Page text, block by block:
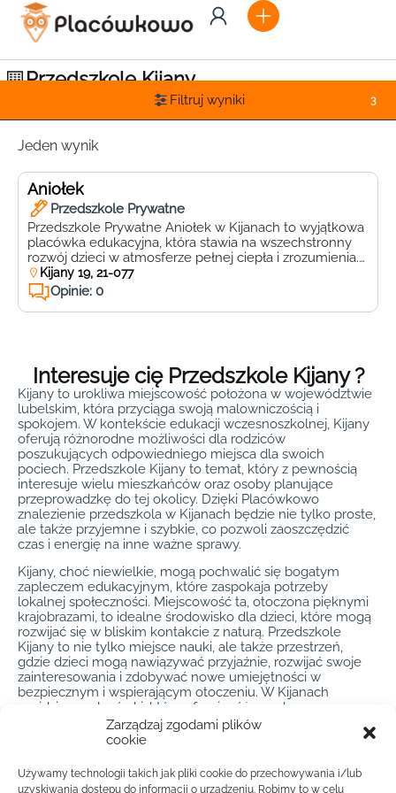
Zarządzaj zgodami plików
cookie
Używamy technologii takich jak pliki cookie do przechowywania i/lub
uzyskiwania dostępu do informacji o urządzeniu. Robimy to w celu
Przedszkole Kijany
Filtruj wyniki 3
Jeden wynik
Aniołek
Przedszkole Prywatne
Przedszkole Prywatne Aniołek w Kijanach to wyjątkowa
placówka edukacyjna, która stawia na wszechstronny
rozwój dzieci w atmosferze pełnej ciepła i zrozumienia.
Położone w malowniczej miejscowości Kijany, przy ulicy
Kijany 19, 21-077, Kijany, przedszkole oferuje idealne
warunki do nauki i zabawy dla najmłodszych. Aniołek
wyróżnia się bogatą ofertą zajęć dodatkowych, które
Kijany 19, 21-077
Opinie: 0
Interesuje cię Przedszkole Kijany ?
Kijany to urokliwa miejscowość położona w województwie
lubelskim, która przyciąga swoją malowniczością i
spokojem. W kontekście edukacji wczesnoszkolnej, Kijany
oferują różnorodne możliwości dla rodziców
poszukujących odpowiedniego miejsca dla swoich
pociech. Przedszkole Kijany to temat, który z pewnością
interesuje wielu mieszkańców oraz osoby planujące
przeprowadzkę do tej okolicy. Dzięki Placówkowo
znalezienie przedszkola w Kijanach będzie nie tylko proste,
ale także przyjemne i szybkie, co pozwoli zaoszczędzić
czas i energię na inne ważne sprawy.
Kijany, choć niewielkie, mogą pochwalić się bogatym
zapleczem edukacyjnym, które zaspokaja potrzeby
lokalnej społeczności. Miejscowość ta, otoczona pięknymi
krajobrazami, to idealne środowisko dla dzieci, które mogą
rozwijać się w bliskim kontakcie z naturą. Przedszkole
Kijany to nie tylko miejsce nauki, ale także przestrzeń,
gdzie dzieci mogą nawiązywać przyjaźnie, rozwijać swoje
zainteresowania i zdobywać nowe umiejętności w
bezpiecznym i wspierającym otoczeniu. W Kijanach
znajdziemy placówki, które oferują różnorodne programy
edukacyjne, dostosowane do indywidualnych potrzeb i
możliwości każdego dziecka, co czyni je wyjątkowym
Dzięki Placówkowo przedszkole w Kijanach można znaleźć